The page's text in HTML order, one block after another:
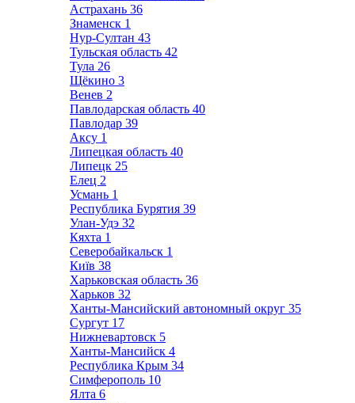
Астрахань 36
Знаменск 1
Нур-Султан 43
Тульская область 42
Тула 26
Щёкино 3
Венев 2
Павлодарская область 40
Павлодар 39
Аксу 1
Липецкая область 40
Липецк 25
Елец 2
Усмань 1
Республика Бурятия 39
Улан-Удэ 32
Кяхта 1
Северобайкальск 1
Київ 38
Харьковская область 36
Харьков 32
Ханты-Мансийский автономный округ 35
Сургут 17
Нижневартовск 5
Ханты-Мансийск 4
Республика Крым 34
Симферополь 10
Ялта 6